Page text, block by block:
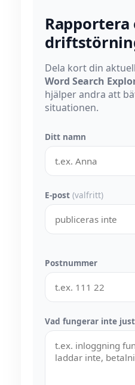
Rapportera
Dela kort din
Word Search
hjälper andra att
situationen.
Ditt namn
E-post (valfritt)
Postnummer
Vad fungerar inte